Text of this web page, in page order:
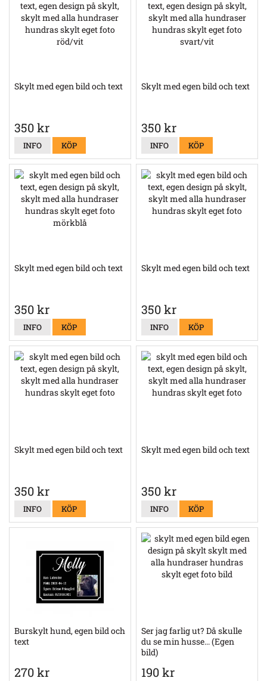
Skylt med egen bild och text
350 kr
INFO KÖP
Skylt med egen bild och text
350 kr
INFO KÖP
Skylt med egen bild och text
350 kr
INFO KÖP
Skylt med egen bild och text
350 kr
INFO KÖP
Skylt med egen bild och text
350 kr
INFO KÖP
Skylt med egen bild och text
350 kr
INFO KÖP
Burskylt hund, egen bild och
text
270 kr
Ser jag farlig ut? Då skulle
du se min husse... (Egen
bild)
190 kr